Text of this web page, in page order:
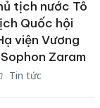
tịch nước Tô
Quốc hội
viện Vương
Zaram
Tin tức